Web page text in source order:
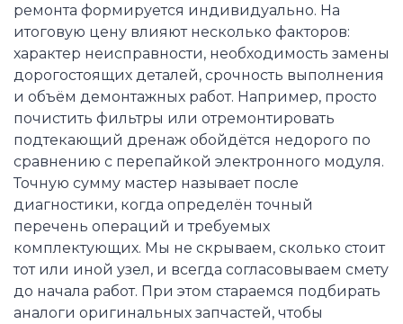
ремонта формируется индивидуально. На
итоговую цену влияют несколько факторов:
характер неисправности, необходимость замены
дорогостоящих деталей, срочность выполнения
и объём демонтажных работ. Например, просто
почистить фильтры или отремонтировать
подтекающий дренаж обойдётся недорого по
сравнению с перепайкой электронного модуля.
Точную сумму мастер называет после
диагностики, когда определён точный
перечень операций и требуемых
комплектующих. Мы не скрываем, сколько стоит
тот или иной узел, и всегда согласовываем смету
до начала работ. При этом стараемся подбирать
аналоги оригинальных запчастей, чтобы